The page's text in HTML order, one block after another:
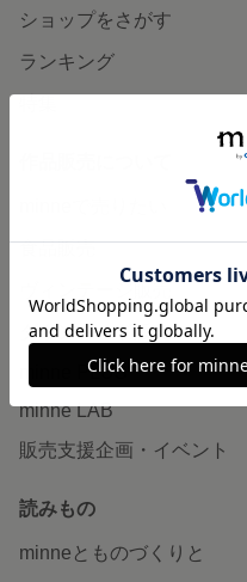
ショップをさがす
ランキング
食品販売
ダウンロード販売
minne PLUS
minne LAB
販売支援企画・イベント
読みもの
minneとものづくりと